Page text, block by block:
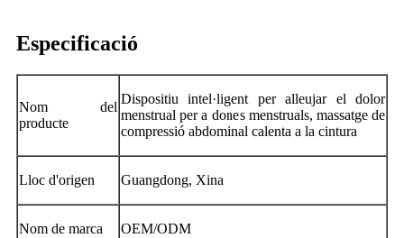
Especificació
Nom del
producte
Dispositiu intel·ligent per alleujar el dolor
menstrual per a dones menstruals, massatge de
compressió abdominal calenta a la cintura
Lloc d'origen Guangdong, Xina
Nom de marca OEM/ODM